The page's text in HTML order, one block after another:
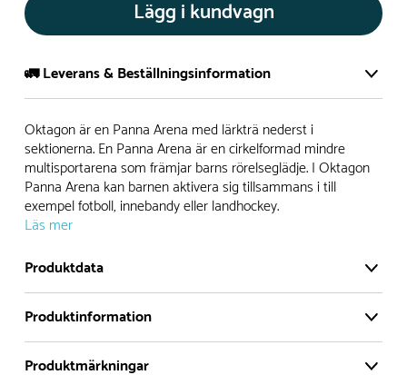
Lägg i kundvagn
🚛 Leverans & Beställningsinformation
Normalt sätt tillverkar vi alla produkter efter beställning.
Detta gör vi för att garantera att du inte ska få en produkt
som legat på en hylla under längre tid och därför förkortat
livslängden på produkten.
Däremot har vi många produkter utan trä som kan
levereras i stort sett omgående, exempelvis Boulder Rocks,
gungor, mål, basket, bordtennis, fristående rutschar,
klätternät, studsmattor, bänkbord med mera.
Normalt sätt är leveranstiden på standardprodukter som
Oktagon är en Panna Arena med lärkträ nederst i
sektionerna. En Panna Arena är en cirkelformad mindre
multisportarena som främjar barns rörelseglädje. I Oktagon
Panna Arena kan barnen aktivera sig tillsammans i till
exempel fotboll, innebandy eller landhockey.
Läs mer
Produktdata
Monteringstid
9 timmar för 2 personer
Produktinformation
Produktmärkningar